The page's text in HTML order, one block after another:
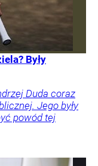
Były
Duda coraz
Jego były
powód tej